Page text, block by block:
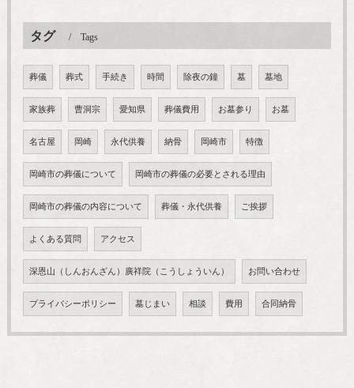
タグ Tags
葬儀 葬式 手続き 時間 除夜の鐘 墓 墓地
家族葬 曹洞宗 愛知県 葬儀費用 お墓参り お墓
名古屋 岡崎 永代供養 納骨 岡崎市 特徴
岡崎市の葬儀について 岡崎市の葬儀の必要とされる理由
岡崎市の葬儀の内容について 葬儀・永代供養 ご挨拶
よくある質問 アクセス
深恩山（しんおんざん）廣祥院（こうしょういん） お問い合わせ
プライバシーポリシー 墓じまい 相談 費用 合同納骨